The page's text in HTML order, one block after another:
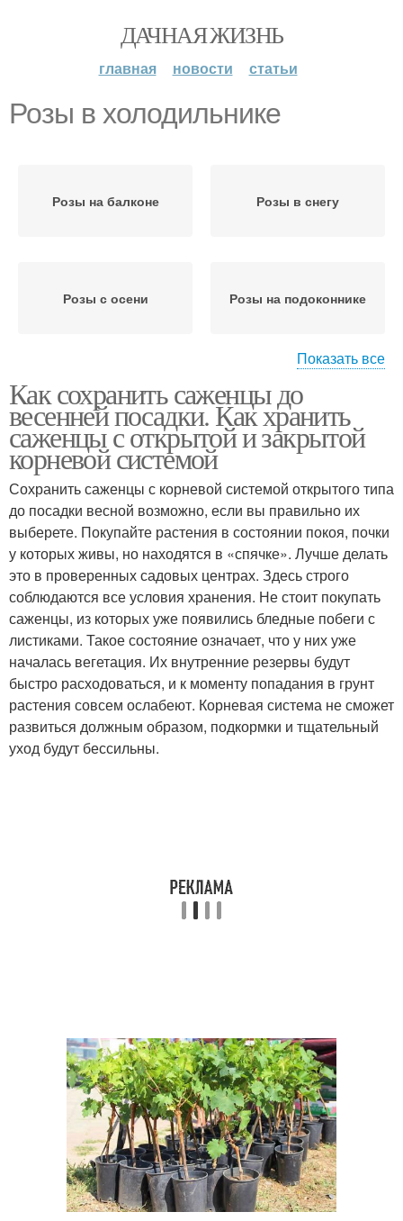
ДАЧНАЯ ЖИЗНЬ
главная новости статьи
Розы в холодильнике
Розы на балконе Розы в снегу
Розы с осени Розы на подоконнике
Розы к хранению Розы на зиму
Розы до весны Розы в горшок
Заморозки для роз
Показать все
Как сохранить саженцы до
весенней посадки. Как хранить
саженцы с открытой и закрытой
корневой системой
Сохранить саженцы с корневой системой открытого типа
до посадки весной возможно, если вы правильно их
выберете. Покупайте растения в состоянии покоя, почки
у которых живы, но находятся в «спячке». Лучше делать
это в проверенных садовых центрах. Здесь строго
соблюдаются все условия хранения. Не стоит покупать
саженцы, из которых уже появились бледные побеги с
листиками. Такое состояние означает, что у них уже
началась вегетация. Их внутренние резервы будут
быстро расходоваться, и к моменту попадания в грунт
растения совсем ослабеют. Корневая система не сможет
развиться должным образом, подкормки и тщательный
уход будут бессильны.